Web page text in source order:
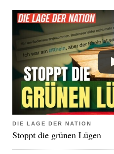
DIE LAGE DER NATION
Stoppt die grünen Lügen